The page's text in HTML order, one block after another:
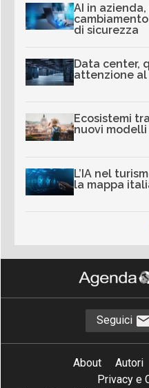
AI in
di sicurezza
Data center,
attenzione al
Ecosistemi
nuovi
L’IA nel
la mappa
Seguici
About Autori
Privacy e